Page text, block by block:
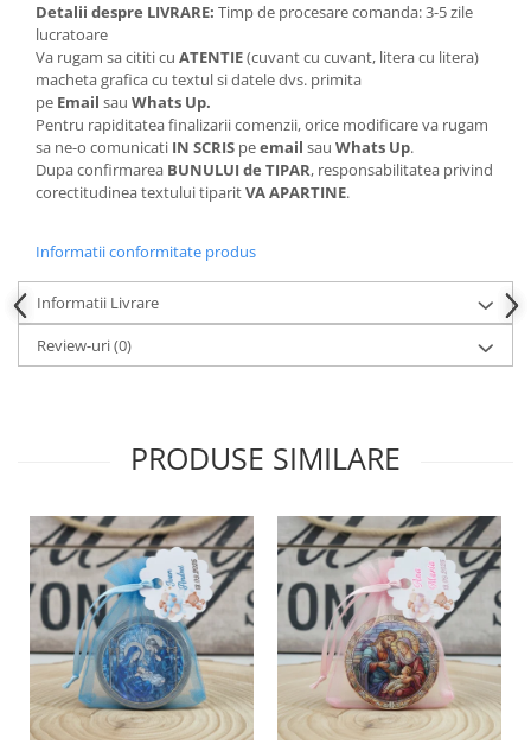
Detalii despre LIVRARE: Timp de procesare comanda: 3-5 zile
lucratoare
Va rugam sa cititi cu ATENTIE(cuvant cu cuvant, litera cu litera)
macheta grafica cu textul si datele dvs. primita
pe Email sau Whats Up.
Pentru rapiditatea finalizarii comenzii, orice modificare va rugam
sa ne-o comunicati IN SCRIS peemail sau Whats Up.
Dupa confirmarea BUNULUI de TIPAR, responsabilitatea privind
corectitudinea textului tiparitVA APARTINE.
Informatii conformitate produs
Informatii Livrare
Review-uri(0)
PRODUSE SIMILARE